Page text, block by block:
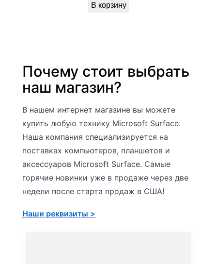
В корзину
Почему стоит выбрать
наш магазин?
В нашем интернет магазине вы можете
купить любую технику Microsoft Surface.
Наша компания специализируется на
поставках компьютеров, планшетов и
аксессуаров Microsoft Surface. Самые
горячие новинки уже в продаже через две
недели после старта продаж в США!
Наши реквизиты >